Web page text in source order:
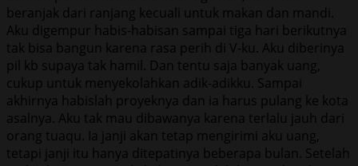
beranjak dari ranjang kecuali untuk makan dan mandi.
Aku digempur habis-habisan sampai tiga hari berikutnya
tak bisa bangun karena rasa perih di V-ku. Aku diberinya
pil kb supaya tak hamil. Dan tentu saja banyak uang,
cukup untuk menyekolahkan adik-adikku. Sampai
akhirnya habislah proyeknya dan ia harus pulang ke kota
asalnya. Aku tak mau dibawanya karena terlalu jauh dari
orang tuaqu. Ia janji akan tetap mengirimi aku uang,
tetapi janji itu hanya ditepatinya beberapa bulan. Setelah